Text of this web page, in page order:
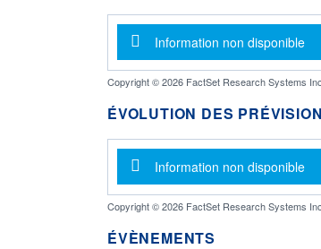
Message d'information
Information non disponible
Copyright © 2026 FactSet Research Systems
ÉVOLUTION DES
Message d'information
Information non disponible
Copyright © 2026 FactSet Research Systems
ÉVÈNEMENTS